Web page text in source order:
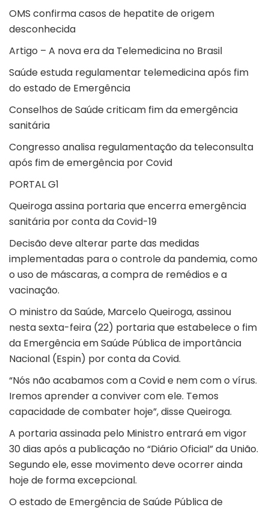
OMS confirma casos de hepatite de origem
desconhecida
Artigo – A nova era da Telemedicina no Brasil
Saúde estuda regulamentar telemedicina após fim
do estado de Emergência
Conselhos de Saúde criticam fim da emergência
sanitária
Congresso analisa regulamentação da teleconsulta
após fim de emergência por Covid
PORTAL G1
Queiroga assina portaria que encerra emergência
sanitária por conta da Covid-19
Decisão deve alterar parte das medidas
implementadas para o controle da pandemia, como
o uso de máscaras, a compra de remédios e a
vacinação.
O ministro da Saúde, Marcelo Queiroga, assinou
nesta sexta-feira (22) portaria que estabelece o fim
da Emergência em Saúde Pública de importância
Nacional (Espin) por conta da Covid.
“Nós não acabamos com a Covid e nem com o vírus.
Iremos aprender a conviver com ele. Temos
capacidade de combater hoje”, disse Queiroga.
A portaria assinada pelo Ministro entrará em vigor
30 dias após a publicação no “Diário Oficial” da União.
Segundo ele, esse movimento deve ocorrer ainda
hoje de forma excepcional.
O estado de Emergência de Saúde Pública de